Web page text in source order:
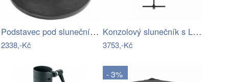
Podstavec pod slunečník BRAGGE 15 - GD
2338,-Kč
Konzolový slunečník s LED světly…
3753,-Kč
- 3%